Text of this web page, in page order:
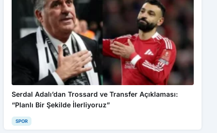
Serdal Adalı’dan Trossard ve Transfer Açıklaması:
“Planlı Bir Şekilde İlerliyoruz”
SPOR